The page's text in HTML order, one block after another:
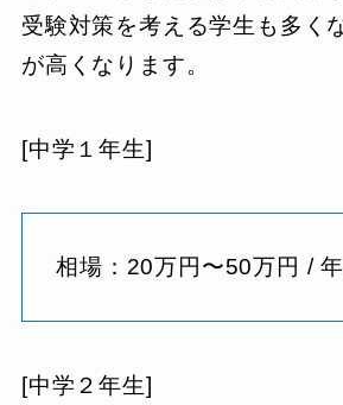
受験対策を考える学生も多く
が高くなります。
[中学１年生]
相場：20万円〜50万円 /
[中学２年生]